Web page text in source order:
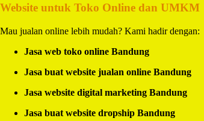
Website untuk Toko Online dan UMKM
Mau jualan online lebih mudah? Kami hadir dengan:
Jasa web toko online Bandung
Jasa buat website jualan online Bandung
Jasa website digital marketing Bandung
Jasa buat website dropship Bandung